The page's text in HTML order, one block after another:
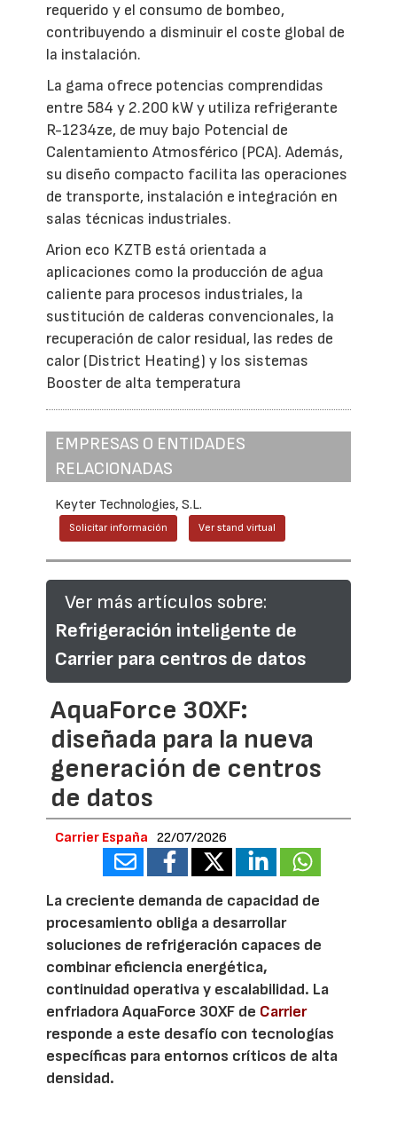
requerido y el consumo de bombeo,
contribuyendo a disminuir el coste global de
la instalación.
La gama ofrece potencias comprendidas
entre 584 y 2.200 kW y utiliza refrigerante
R-1234ze, de muy bajo Potencial de
Calentamiento Atmosférico (PCA). Además,
su diseño compacto facilita las operaciones
de transporte, instalación e integración en
salas técnicas industriales.
Arion eco KZTB está orientada a
aplicaciones como la producción de agua
caliente para procesos industriales, la
sustitución de calderas convencionales, la
recuperación de calor residual, las redes de
calor (District Heating) y los sistemas
Booster de alta temperatura
EMPRESAS O ENTIDADES
RELACIONADAS
Keyter Technologies, S.L.
Solicitar información Ver stand virtual
Ver más artículos sobre:
Refrigeración inteligente de
Carrier para centros de datos
AquaForce 30XF:
diseñada para la nueva
generación de centros
de datos
Carrier España 22/07/2026
La creciente demanda de capacidad de
procesamiento obliga a desarrollar
soluciones de refrigeración capaces de
combinar eficiencia energética,
continuidad operativa y escalabilidad. La
enfriadora AquaForce 30XF de Carrier
responde a este desafío con tecnologías
específicas para entornos críticos de alta
densidad.